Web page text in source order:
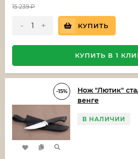
15 239₽
- + КУПИТЬ
КУПИТЬ В 1
-15%
Нож "Лютик"
венге
В НАЛИЧИИ